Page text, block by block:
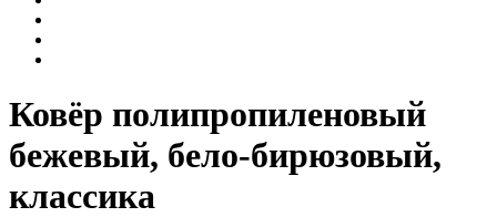
Ковёр полипропиленовый
бежевый, бело-бирюзовый,
классика